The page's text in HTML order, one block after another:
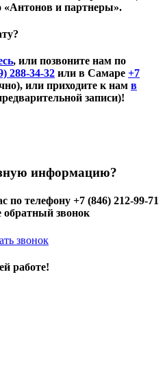
«Антонов и партнеры».
, или позвоните нам по
288-34-32 или в Самаре +7
или приходите к нам в
записи)!
информацию?
по телефону +7 (846) 212-99-71
обратный звонок
звонок
работе!